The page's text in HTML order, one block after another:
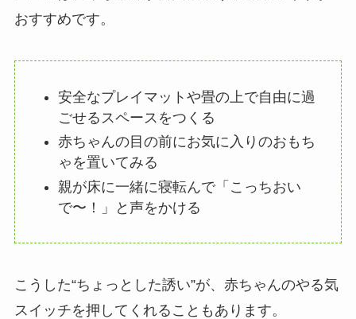
おすすめです。
安全なプレイマットや畳の上で自由に過
ごせるスペースをつくる
赤ちゃんの目の前にお気に入りのおもち
ゃを置いてみる
親が床に一緒に寝転んで「こっちおい
で〜！」と声をかける
こうした“ちょっとした誘い”が、赤ちゃんのやる気
スイッチを押してくれることもあります。